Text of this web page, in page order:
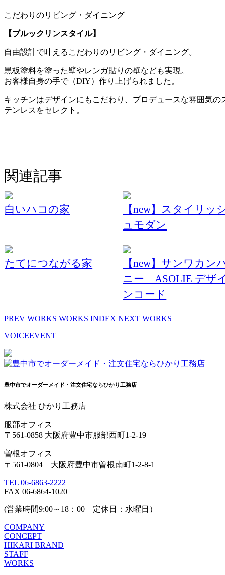
こだわりのリビング・ダイニング
【ブルックリンスタイル】
自由設計で叶えるこだわりのリビング・ダイニング。
黒板塗料を塗った壁やレンガ貼りの壁なども実現。
お客様自身の手で（DIY）作り上げられました。
キッチンはデザインにもこだわり、プロデュースな雰囲気の
テンレスをセレクト。
関連記事
白いハコの家
【new】スタイリッ
ュモダン
たてにつながる家
【new】サンワカン
ニー ASOLIE デザ
ンコード
PREV WORKS WORKS INDEX NEXT WORKS
VOICEEVENT
豊中市でオーダーメイド・注文住宅ならひかり工務店
株式会社 ひかり工務店
服部オフィス
〒561-0858 大阪府豊中市服部西町1-2-19
曽根オフィス
〒561-0804 大阪府豊中市曽根南町1-2-8-1
TEL 06-6863-2222
FAX 06-6864-1020
(営業時間9:00～18：00 定休日：水曜日）
COMPANY
CONCEPT
HIKARI BRAND
STAFF
WORKS